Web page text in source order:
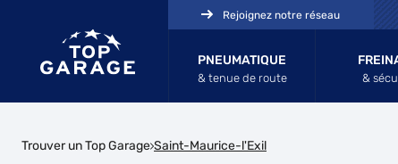
PNEUMATIQUE
& tenue de route &
Rejoignez notre réseau
Trouver un Top Garage Saint-Maurice-l'Exil